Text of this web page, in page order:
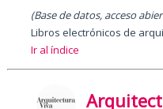
(Base de datos, acceso
Libros electrónicos de
Ir al índice